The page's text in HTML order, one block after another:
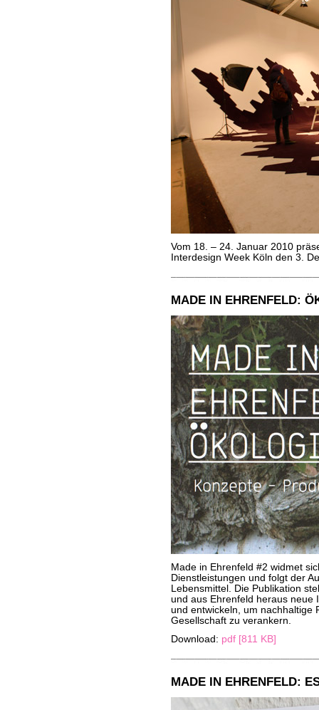
Vom 18. – 24. Januar 2010
Interdesign Week Köln den 3.
MADE IN EHRENFELD:
Made in Ehrenfeld #2 widmet
Dienstleistungen und folgt der
Lebensmittel. Die Publikation
und aus Ehrenfeld heraus neue
und entwickeln, um nachhaltige
Gesellschaft zu verankern.
Download: pdf [811 KB]
MADE IN EHRENFELD: